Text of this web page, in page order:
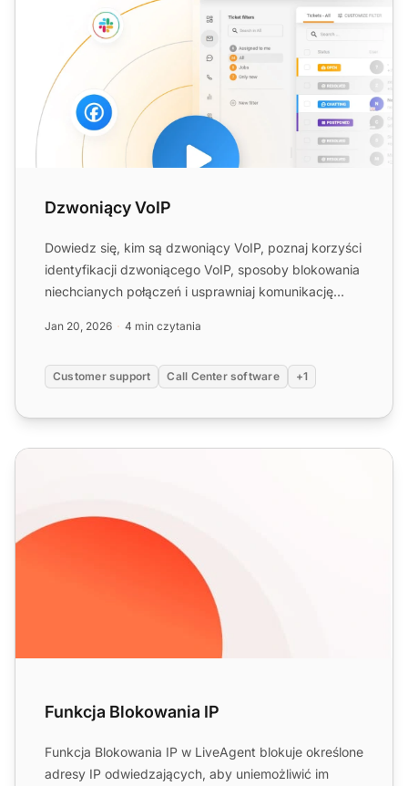
Dzwoniący VoIP
Dowiedz się, kim są dzwoniący VoIP, poznaj korzyści
identyfikacji dzwoniącego VoIP, sposoby blokowania
niechcianych połączeń i usprawniaj komunikację
Jan 20, 2026 4 min czytania
Customer support Call Center software +1
Funkcja Blokowania IP
Funkcja Blokowania IP
Funkcja Blokowania IP w LiveAgent blokuje określone
adresy IP odwiedzających, aby uniemożliwić im